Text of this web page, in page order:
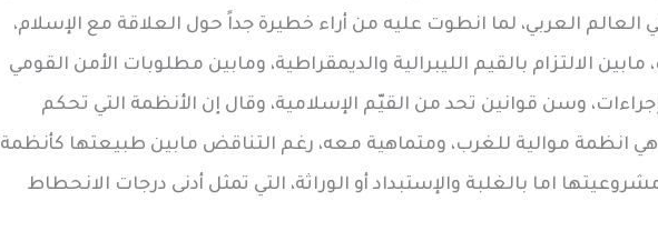
العربي، لما انطوت عليه من أراء خطيرة جداً حول العلاقة مع الإسلام،
الالتزام بالقيم الليبرالية والديمقراطية، ومابين مطلوبات الأمن القومي
وسن قوانين تحد من القيّم الإسلامية، وقال إن الأنظمة التي تحكم
هي انظمة موالية للغرب، ومتماهية معه، رغم التناقض مابين طبيعتها كأنظمة
اما بالغلبة والإستبداد أو الوراثة، التي تمثل أدنى درجات الانحطاط